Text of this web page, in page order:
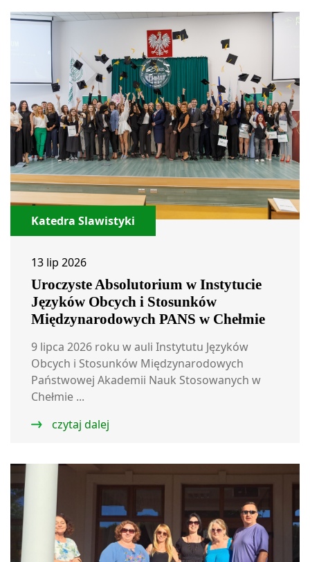
Katedra Slawistyki
13 lip 2026
Uroczyste Absolutorium w Instytucie
Języków Obcych i Stosunków
Międzynarodowych PANS w Chełmie
9 lipca 2026 roku w auli Instytutu Języków
Obcych i Stosunków Międzynarodowych
Państwowej Akademii Nauk Stosowanych w
Chełmie ...
czytaj dalej